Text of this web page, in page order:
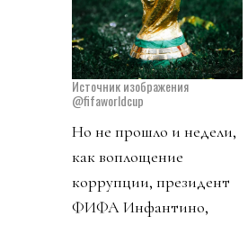
Источник изображения
@fifaworldcup
Но не прошло и недели,
как воплощение
коррупции, президент
ФИФА Инфантино,